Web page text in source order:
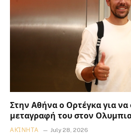
Στην Αθήνα ο Ορτέγκα για
μεταγραφή του στον
ΑΚΊΝΗΤΑ July 28, 2026